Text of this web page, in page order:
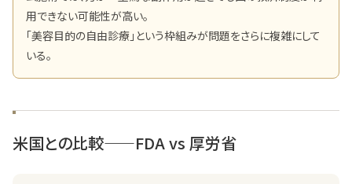
用できない可能性が高い。
「美容目的の自由診療」という枠組みが問題をさらに複雑にして
いる。
米国との比較——FDA vs 厚労省